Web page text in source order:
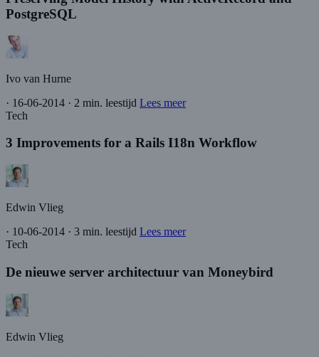
PostgreSQL
Ivo van Hurne
· 16-06-2014 · 2 min. leestijd Lees meer
Tech
3 Improvements for a Rails I18n Workflow
Edwin Vlieg
· 10-06-2014 · 3 min. leestijd Lees meer
Tech
De nieuwe server architectuur van Moneybird
Edwin Vlieg